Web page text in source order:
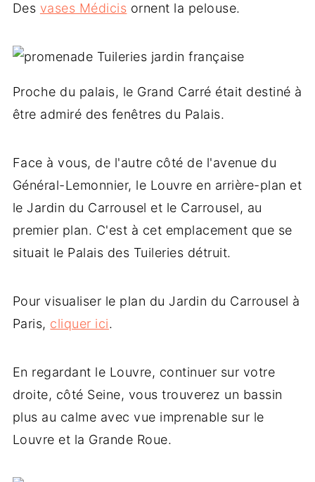
Des vases Médicis ornent la pelouse.
Proche du palais, le Grand Carré était destiné à
être admiré des fenêtres du Palais.
Face à vous, de l'autre côté de l'avenue du
Général-Lemonnier, le Louvre en arrière-plan et
le Jardin du Carrousel et le Carrousel, au
premier plan. C'est à cet emplacement que se
situait le Palais des Tuileries détruit.
Pour visualiser le plan du Jardin du Carrousel à
Paris, cliquer ici.
En regardant le Louvre, continuer sur votre
droite, côté Seine, vous trouverez un bassin
plus au calme avec vue imprenable sur le
Louvre et la Grande Roue.